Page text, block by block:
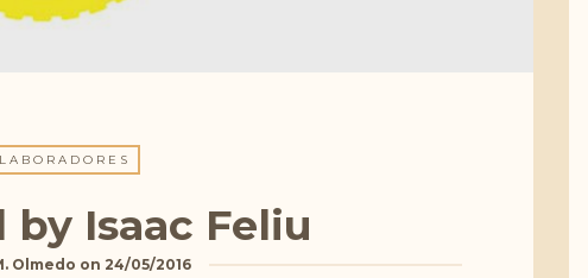
Isaac Feliu
Olmedo on 24/05/2016